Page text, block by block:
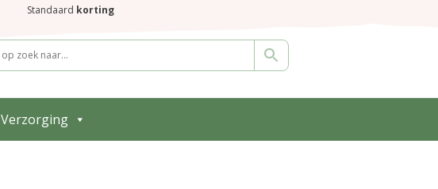
Standaard korting
Verzorging